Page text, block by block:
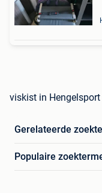
viskist in Hengelsport
Gerelateerde
Populaire